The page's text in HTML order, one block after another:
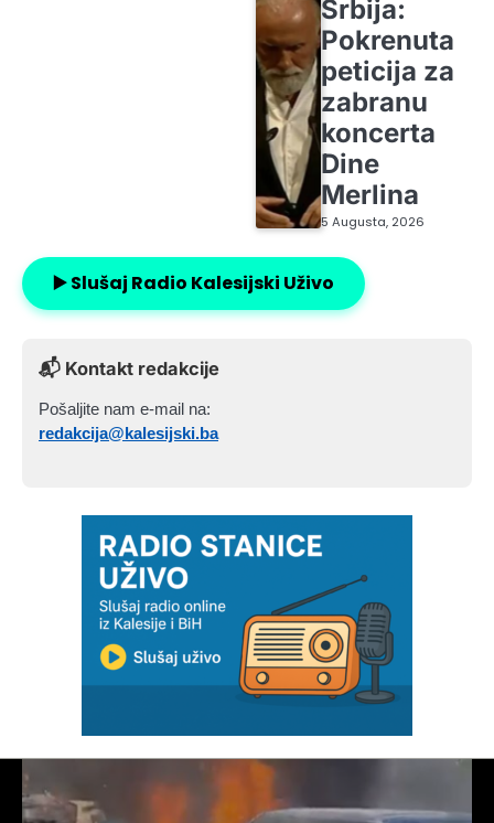
Srbija:
Pokrenuta
peticija za
zabranu
koncerta
Dine
Merlina
5 Augusta, 2026
▶️ Slušaj Radio Kalesijski Uživo
📬 Kontakt redakcije
Pošaljite nam e-mail na:
redakcija@kalesijski.ba